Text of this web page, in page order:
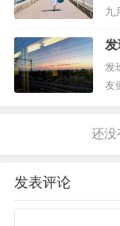
吐司提示用法
２０２５－
ｒ
－
九
初
班
成
通
发
发
友
开
发表评论